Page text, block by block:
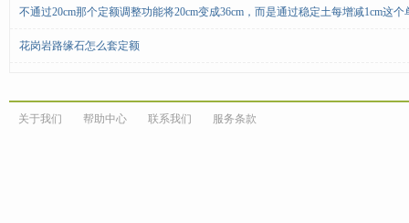
不通过20cm那个定额调整功能将20cm变成36cm，而是通过稳定土每增减1cm这
花岗岩路缘石怎么套定额
关于我们 帮助中心 联系我们 服务条款